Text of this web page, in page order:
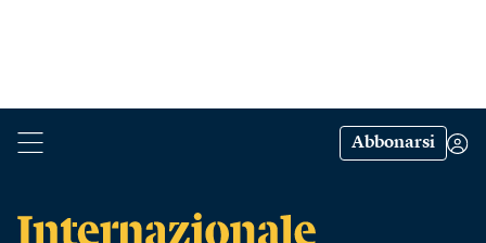
Abbonarsi